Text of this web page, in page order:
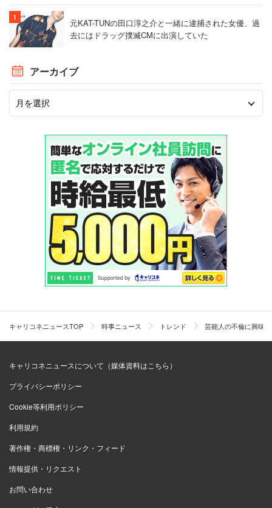
元KAT-TUNの田口淳之介と一緒に逮捕された女優、過
去にはドラッグ撲滅CMに出演していた
アーカイブ
キャリコネニュースTOP 時事ニュース トレンド 芸能人の不倫に興味
キャリコネニュースについて（媒体資料はこちら）
プライバシーポリシー
Cookie等利用ポリシー
利用規約
著作権・商標権・リンク・フィード
情報提供・リクエスト
お問い合わせ